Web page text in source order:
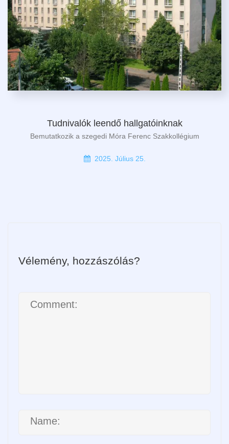
Tudnivalók leendő hallgatóinknak
Bemutatkozik a szegedi Móra Ferenc Szakkollégium
2025. Július 25.
Vélemény, hozzászólás?